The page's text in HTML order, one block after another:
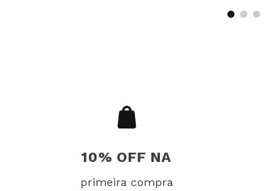
10% OFF NA
primeira compra